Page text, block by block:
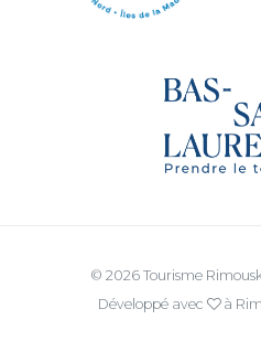
© 2026 Tourisme
Développé avec
à